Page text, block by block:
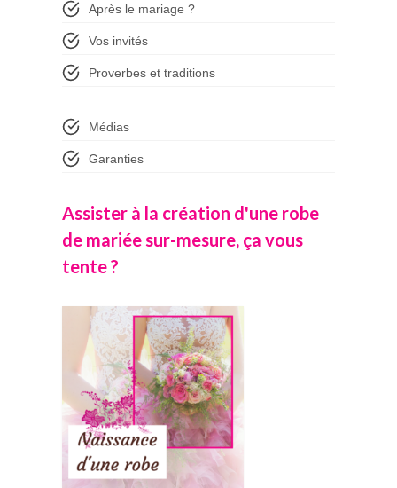
Après le mariage ?
Vos invités
Proverbes et traditions
Médias
Garanties
Assister à la création d'une robe
de mariée sur-mesure, ça vous
tente ?